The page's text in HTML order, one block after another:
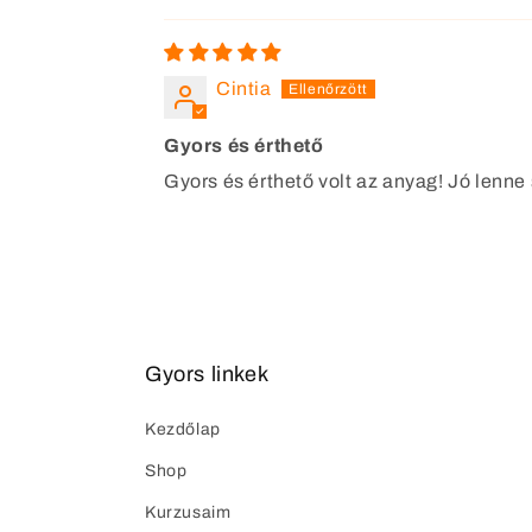
Cintia
Gyors és érthető
Gyors és érthető volt az anyag! Jó
Gyors linkek
Kezdőlap
Shop
Kurzusaim